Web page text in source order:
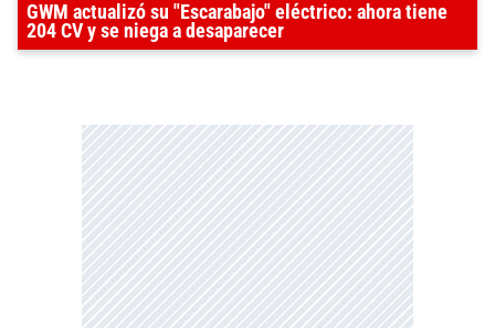
GWM actualizó su "Escarabajo" eléctrico: ahora tiene
204 CV y se niega a desaparecer